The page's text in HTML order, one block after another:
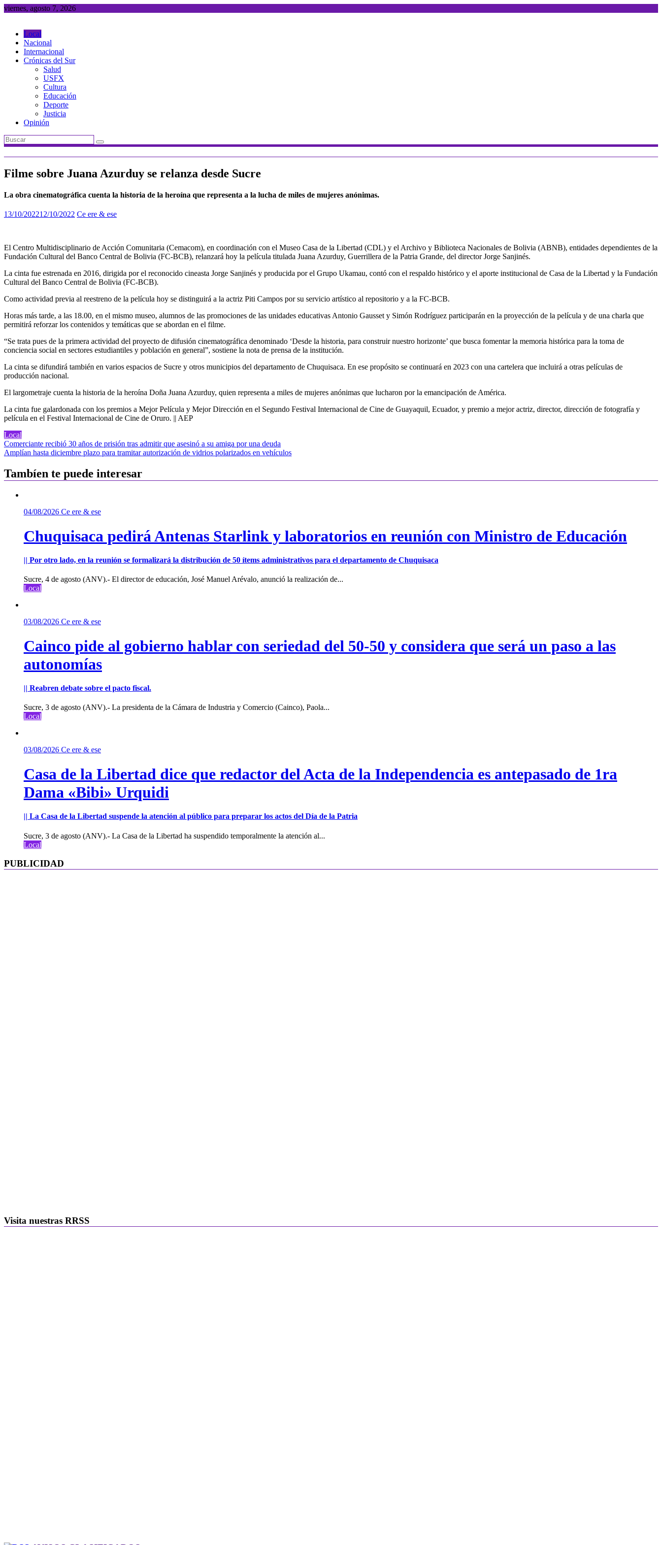
Saltar
viernes, agosto 7, 2026
Local
Nacional
Internacional
Crónicas del Sur
Salud
USFX
Cultura
Educación
Deporte
Justicia
Opinión
Filme sobre Juana Azurduy se relanza desde Sucre
La obra cinematográfica cuenta la historia de la heroína que representa a la lucha de miles de mujeres anónimas.
13/10/202212/10/2022 Ce ere & ese
El Centro Multidisciplinario de Acción Comunitaria (Cemacom), en coordinación con el Museo Casa de la Libertad (CDL) y el Archivo y Biblioteca Nacionales de Bolivia (ABNB), entidades dependientes de la
Fundación Cultural del Banco Central de Bolivia (FC-BCB), relanzará hoy la película titulada Juana Azurduy, Guerrillera de la Patria Grande, del director Jorge Sanjinés.
La cinta fue estrenada en 2016, dirigida por el reconocido cineasta Jorge Sanjinés y producida por el Grupo Ukamau, contó con el respaldo histórico y el aporte institucional de Casa de la Libertad y la Fundación
Cultural del Banco Central de Bolivia (FC-BCB).
Como actividad previa al reestreno de la película hoy se distinguirá a la actriz Piti Campos por su servicio artístico al repositorio y a la FC-BCB.
Horas más tarde, a las 18.00, en el mismo museo, alumnos de las promociones de las unidades educativas Antonio Gausset y Simón Rodríguez participarán en la proyección de la película y de una charla que
permitirá reforzar los contenidos y temáticas que se abordan en el filme.
“Se trata pues de la primera actividad del proyecto de difusión cinematográfica denominado ‘Desde la historia, para construir nuestro horizonte’ que busca fomentar la memoria histórica para la toma de
conciencia social en sectores estudiantiles y población en general”, sostiene la nota de prensa de la institución.
La cinta se difundirá también en varios espacios de Sucre y otros municipios del departamento de Chuquisaca. En ese propósito se continuará en 2023 con una cartelera que incluirá a otras películas de
producción nacional.
El largometraje cuenta la historia de la heroína Doña Juana Azurduy, quien representa a miles de mujeres anónimas que lucharon por la emancipación de América.
La cinta fue galardonada con los premios a Mejor Película y Mejor Dirección en el Segundo Festival Internacional de Cine de Guayaquil, Ecuador, y premio a mejor actriz, director, dirección de fotografía y
película en el Festival Internacional de Cine de Oruro. || AEP
Local
Navegación
de
entradas
Comerciante recibió 30 años de prisión tras admitir que asesinó a su amiga por una deuda
Amplían hasta diciembre plazo para tramitar autorización de vidrios polarizados en vehículos
Tambíen te puede interesar
04/08/2026 Ce ere & ese
Chuquisaca pedirá Antenas Starlink y laboratorios en reunión con Ministro de Educación
|| Por otro lado, en la reunión se formalizará la distribución de 50 ítems administrativos para el departamento de Chuquisaca
Sucre, 4 de agosto (ANV).- El director de educación, José Manuel Arévalo, anunció la realización de...
Local
03/08/2026 Ce ere & ese
Cainco pide al gobierno hablar con seriedad del 50-50 y considera que será un paso a las
autonomías
|| Reabren debate sobre el pacto fiscal.
Sucre, 3 de agosto (ANV).- La presidenta de la Cámara de Industria y Comercio (Cainco), Paola...
Local
03/08/2026 Ce ere & ese
Casa de la Libertad dice que redactor del Acta de la Independencia es antepasado de 1ra
Dama «Bibi» Urquidi
|| La Casa de la Libertad suspende la atención al público para preparar los actos del Día de la Patria
Sucre, 3 de agosto (ANV).- La Casa de la Libertad ha suspendido temporalmente la atención al...
Local
PUBLICIDAD
Visita nuestras RRSS